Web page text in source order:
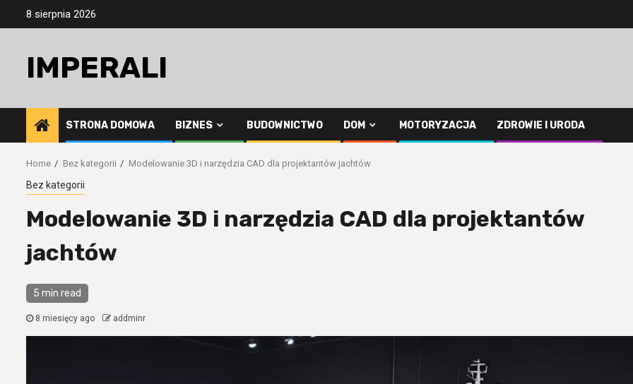
8 sierpnia 2026
IMPERALI
STRONA DOMOWA BIZNES BUDOWNICTWO DOM MOTORYZACJA ZDROWIE I URODA
Home Bez kategorii Modelowanie 3D i narzędzia CAD dla projektantów jachtów
Bez kategorii
Modelowanie 3D i narzędzia CAD dla projektantów
jachtów
5 min read
8 miesięcy ago addminr